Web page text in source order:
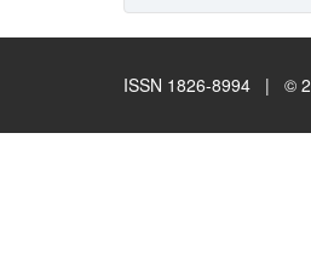
ISSN 1826-8994 | ©